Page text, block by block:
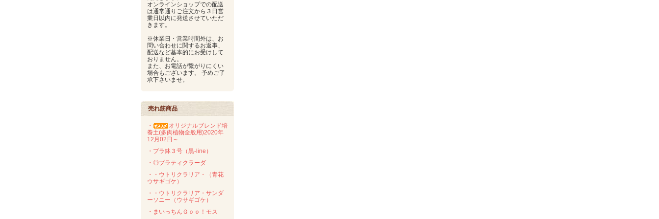
オンラインショップでの配送
は通常通りご注文から３日営
業日以内に発送させていただ
きます。
※休業日・営業時間外は、お
問い合わせに関するお返事、
配送など基本的にお受けして
おりません。
また、お電話が繋がりにくい
場合もございます。 予めご了
承下さいませ。
売れ筋商品
・
オリジナルブレンド培
養土(多肉植物全般用)2020年
12月02日～
・プラ鉢３号（黒-line）
・◎プラティクラーダ
・・ウトリクラリア・（青花
ウサギゴケ）
・・ウトリクラリア・サンダ
ーソニー（ウサギゴケ）
・まいっちんＧｏｏ！モス